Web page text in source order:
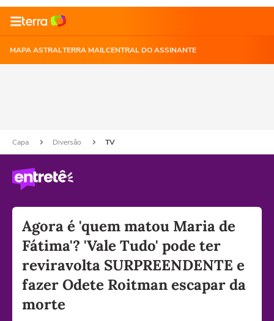
MAPA ASTRALTERRA MAILCENTRAL DO ASSINANTE
Capa Diversão TV
Agora é 'quem matou Maria de
Fátima'? 'Vale Tudo' pode ter
reviravolta SURPREENDENTE e
fazer Odete Roitman escapar da
morte